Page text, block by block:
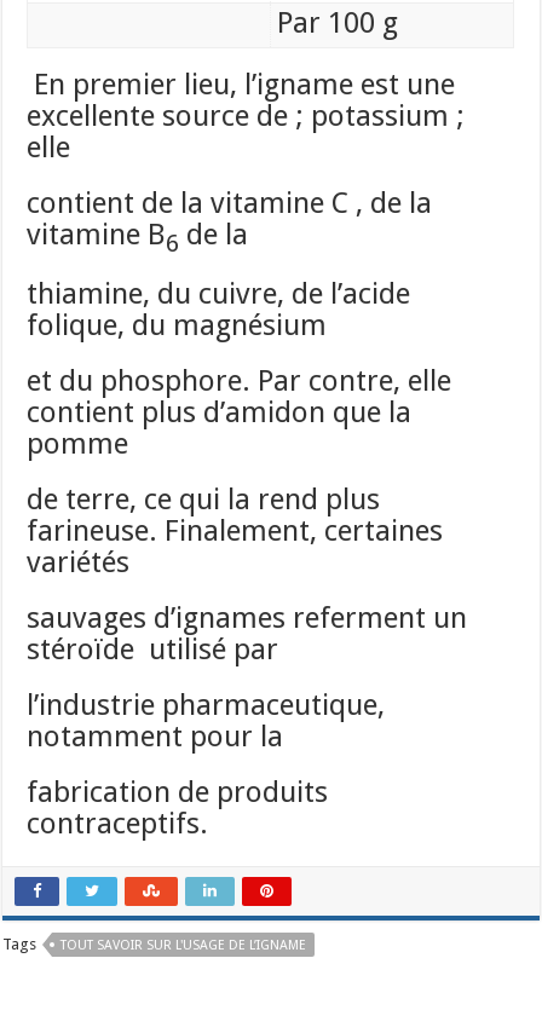
Par 100 g
En premier lieu, l’igname est une
excellente source de ; potassium ;
elle
contient de la vitamine C , de la
vitamine B6 de la
thiamine, du cuivre, de l’acide
folique, du magnésium
et du phosphore. Par contre, elle
contient plus d’amidon que la
pomme
de terre, ce qui la rend plus
farineuse. Finalement, certaines
variétés
sauvages d’ignames referment un
stéroïde utilisé par
l’industrie pharmaceutique,
notamment pour la
fabrication de produits
contraceptifs.
Tags TOUT SAVOIR SUR L'USAGE DE L’IGNAME